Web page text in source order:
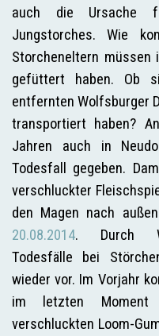
auch die Ursache
Jungstorches. Wie
Storcheneltern müssen
gefüttert haben. Ob
entfernten Wolfsburger
transportiert haben?
Jahren auch in
Todesfall gegeben.
verschluckter
den Magen nach
20.08.2014. Durch
Todesfälle bei
wieder vor. Im Vorjahr
im letzten
verschluckten Loom-